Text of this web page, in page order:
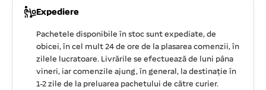
Expediere
Pachetele disponibile în stoc sunt expediate, de
obicei, în cel mult 24 de ore de la plasarea comenzii, în
zilele lucratoare. Livrările se efectuează de luni pâna
vineri, iar comenzile ajung, în general, la destinație în
1-2 zile de la preluarea pachetului de către curier.